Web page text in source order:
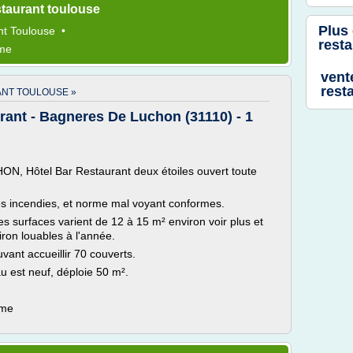
toulouse
Toulouse •
TOULOUSE »
- Bagneres De Luchon (31110) - 1
Hôtel Bar Restaurant deux étoiles ouvert toute
incendies, et norme mal voyant conformes.
surfaces varient de 12 à 15 m² environ voir plus et
louables à l'année.
accueillir 70 couverts.
est neuf, déploie 50 m².
Plus